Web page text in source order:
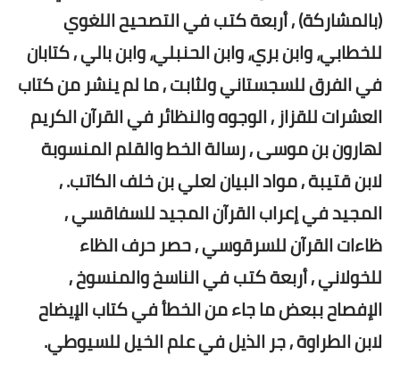
(بالمشاركة) , أربعة كتب في التصحيح اللغوي
للخطابي، وابن بري، وابن الحنبلي، وابن بالي , كتابان
في الفرق للسجستاني ولثابت , ما لم ينشر من كتاب
العشرات للقزاز , الوجوه والنظائر في القرآن الكريم
لهارون بن موسى , رسالة الخط والقلم المنسوبة
لابن قتيبة , مواد البيان لعلي بن خلف الكاتب. ,
المجيد في إعراب القرآن المجيد للسفاقسي ,
ظاءات القرآن للسرقوسي , حصر حرف الظاء
للخولاني , أربعة كتب في الناسخ والمنسوخ ,
الإفصاح ببعض ما جاء من الخطأ في كتاب الإيضاح
لابن الطراوة , جر الذيل في علم الخيل للسيوطي.